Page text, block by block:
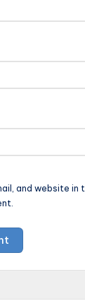
and website